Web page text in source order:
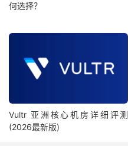
何选择？
Vultr 亚洲核心机房详细评测
(2026最新版)